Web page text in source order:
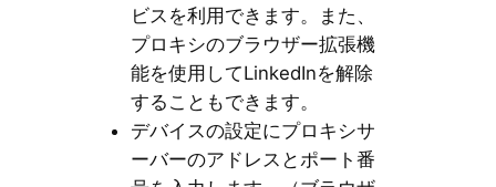
ビスを利用できます。また、
プロキシのブラウザー拡張機
能を使用してLinkedInを解除
することもできます。
デバイスの設定にプロキシサ
ーバーのアドレスとポート番